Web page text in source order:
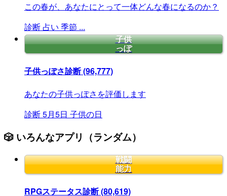
この春が、あなたにとって一体どんな春になるのか？
診断 占い 季節 ...
子供
っぽ
子供っぽさ診断(96,777)
あなたの子供っぽさを評価します
診断5月5日 子供の日
🎲 いろんなアプリ（ランダム）
戦闘
能力
RPGステータス診断(80,619)